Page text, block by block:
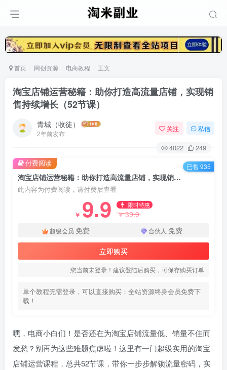
首页 网创资源 电商教程 正文
淘宝店铺运营秘籍：助你打造高流量店铺，实现销
售持续增长（52节课）
青城（收徒）
2年前发布
关注 私信
4022 249
淘宝店铺运营秘籍：助你打造高流量店铺，实现销售持续增长（52节课）
此内容为付费阅读，请付费后查看
￥ 9.9 限时特惠
￥39.9
超级会员 免费 合伙人 免费
立即购买
您当前未登录！建议登陆后购买，可保存购买订单
单个教程无需登录，可以直接购买；全站资源终身会员免费下
载！
付费阅读 已售 935
嘿，电商小白们！是否还在为淘宝店铺流量低、销量不佳而
发愁？别再为这些难题焦虑啦！这里有一门超级实用的淘宝
店铺运营课程，总共52节课，带你一步步解锁流量密码，实